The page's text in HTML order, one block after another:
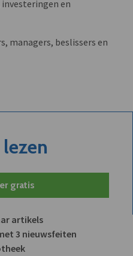
en
managers, beslissers en
gratis
artikels
3 nieuwsfeiten